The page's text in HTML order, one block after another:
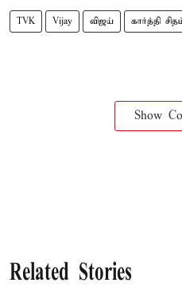
TVK Vijay விஜய் கார்த்தி
Show
Related Stories